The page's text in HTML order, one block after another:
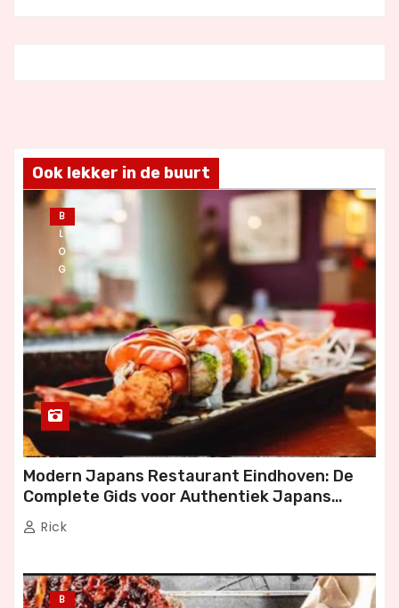
Ook lekker in de buurt
B
L
O
G
Modern Japans Restaurant Eindhoven: De
Complete Gids voor Authentiek Japans
Dineren
Rick
B